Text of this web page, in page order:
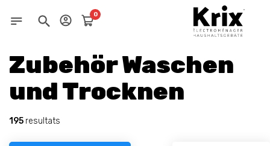
0
Zubehör Waschen
und Trocknen
195 resultats